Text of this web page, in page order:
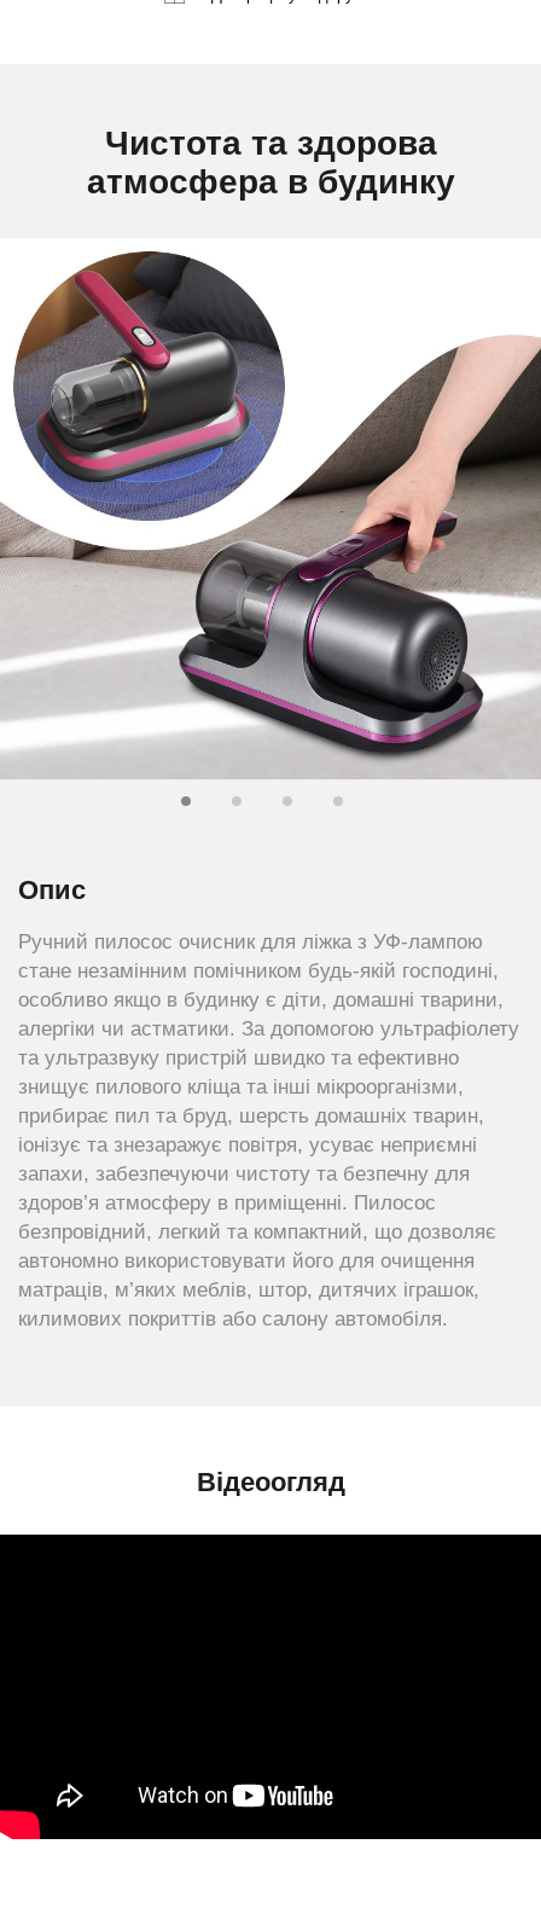
Чистота та здорова
атмосфера в будинку
Опис
Ручний пилосос очисник для ліжка з УФ-лампою
стане незамінним помічником будь-якій господині,
особливо якщо в будинку є діти, домашні тварини,
алергіки чи астматики. За допомогою ультрафіолету
та ультразвуку пристрій швидко та ефективно
знищує пилового кліща та інші мікроорганізми,
прибирає пил та бруд, шерсть домашніх тварин,
іонізує та знезаражує повітря, усуває неприємні
запахи, забезпечуючи чистоту та безпечну для
здоров’я атмосферу в приміщенні. Пилосос
безпровідний, легкий та компактний, що дозволяє
автономно використовувати його для очищення
матраців, м’яких меблів, штор, дитячих іграшок,
килимових покриттів або салону автомобіля.
Відеоогляд